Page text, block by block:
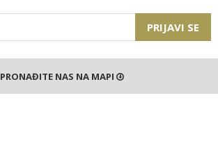
PRIJAVI SE
PRONAĐITE NAS NA MAPI